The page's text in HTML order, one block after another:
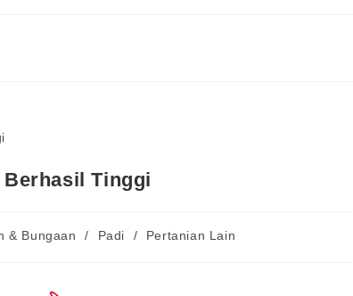
Berhasil Tinggi
& Bungaan / Padi / Pertanian Lain